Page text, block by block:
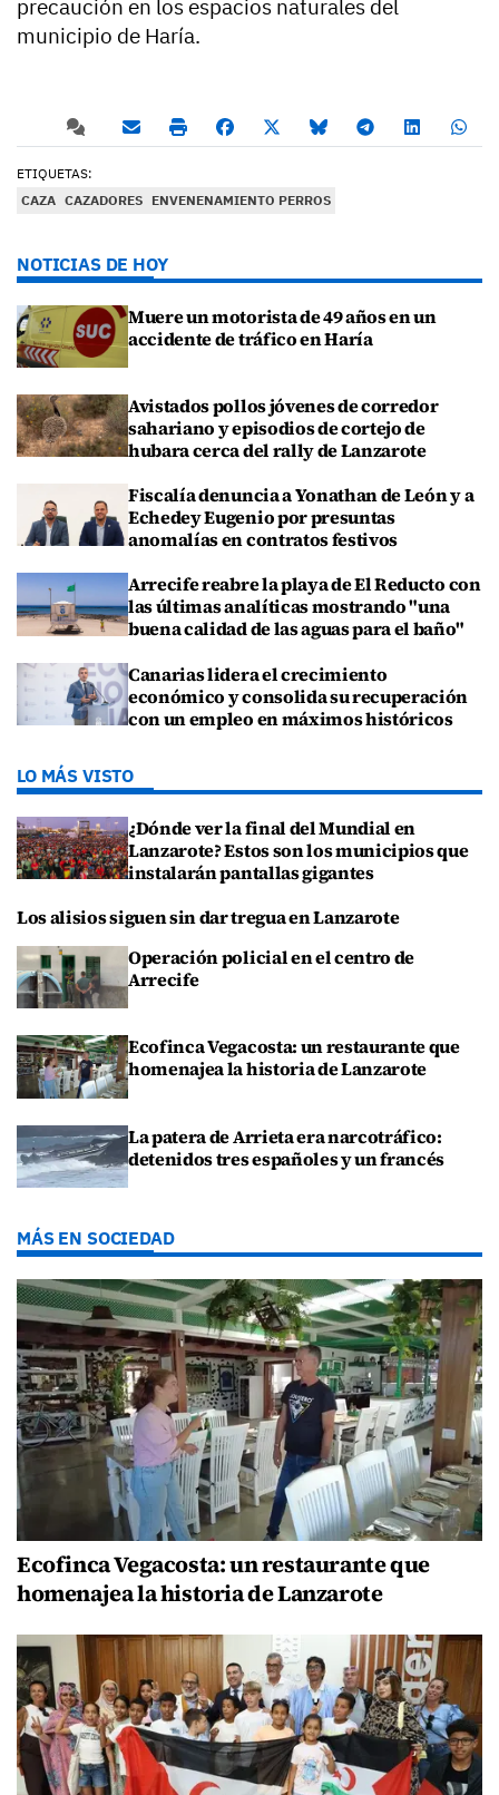
precaución en los espacios naturales del
municipio de Haría.
ETIQUETAS:
CAZA CAZADORES ENVENENAMIENTO PERROS
NOTICIAS DE HOY
Muere un motorista de 49 años en un
accidente de tráfico en Haría
Avistados pollos jóvenes de corredor
sahariano y episodios de cortejo de
hubara cerca del rally de Lanzarote
Fiscalía denuncia a Yonathan de León y a
Echedey Eugenio por presuntas
anomalías en contratos festivos
Arrecife reabre la playa de El Reducto con
las últimas analíticas mostrando "una
buena calidad de las aguas para el baño"
Canarias lidera el crecimiento
económico y consolida su recuperación
con un empleo en máximos históricos
LO MÁS VISTO
¿Dónde ver la final del Mundial en
Lanzarote? Estos son los municipios que
instalarán pantallas gigantes
Los alisios siguen sin dar tregua en Lanzarote
Operación policial en el centro de
Arrecife
Ecofinca Vegacosta: un restaurante que
homenajea la historia de Lanzarote
La patera de Arrieta era narcotráfico:
detenidos tres españoles y un francés
MÁS EN SOCIEDAD
Ecofinca Vegacosta: un restaurante que
homenajea la historia de Lanzarote